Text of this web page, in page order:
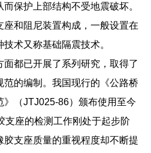
而保护上部结构不受地震破坏。
座和阻尼装置构成，一般设置在
术又称基础隔震技术。
都已开展了系列研究，取得了
的编制。我国现行的《公路桥
（JTJ025-86）颁布使用至今
支座的检测工作刚处于起步阶
支座质量的重视程度却不断提